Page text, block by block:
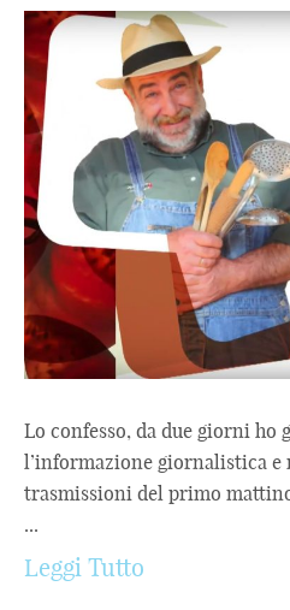
Lo confesso, da due giorni ho
l’informazione giornalistica e
trasmissioni del primo
...
Leggi Tutto